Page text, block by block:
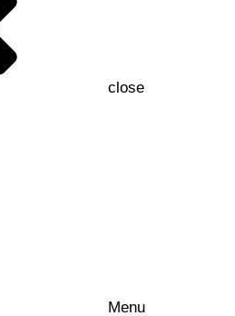
close
Menu